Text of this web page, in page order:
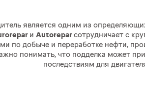
является одним из
и Autorepar сотрудничает с
по добыче и переработке нефти,
понимать, что подделка может
последствиям для